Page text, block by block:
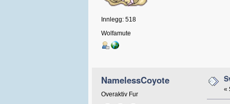
Innlegg: 518
Wolfamute
NamelessCoyote
Overaktiv Fur
«